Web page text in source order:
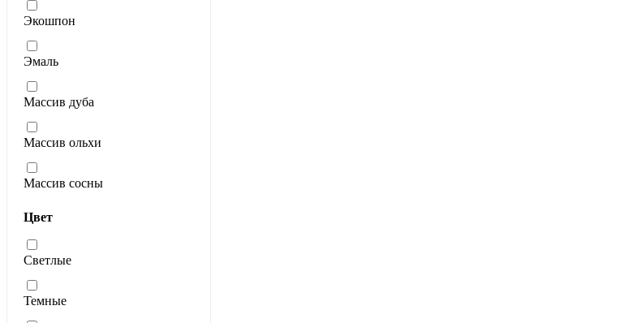
Экошпон
Эмаль
Массив дуба
Массив ольхи
Массив сосны
Цвет
Светлые
Темные